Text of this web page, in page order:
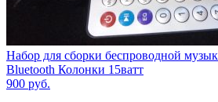
Набор для сборки беспроводной
Bluetooth Колонки 15ватт
900 руб.